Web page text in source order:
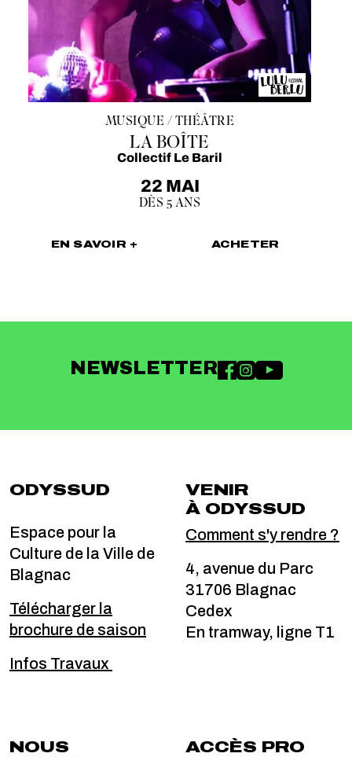
MUSIQUE / THÉÂTRE
LA BOÎTE
Collectif Le Baril
22 MAI
DÈS 5 ANS
EN SAVOIR + ACHETER
NEWSLETTER
ODYSSUD
Espace pour la
Culture de la Ville de
Blagnac
Télécharger la
brochure de saison
Infos Travaux
VENIR
À ODYSSUD
Comment s'y rendre ?
4, avenue du Parc
31706 Blagnac
Cedex
En tramway, ligne T1
NOUS
ACCÈS PRO